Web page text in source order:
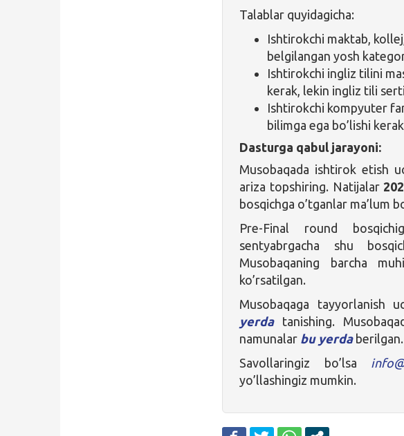
Talablar quyidagicha:
Ishtirokchi maktab,
belgilangan yosh
Ishtirokchi ingliz tilini
kerak, lekin ingliz tili
Ishtirokchi kompyuter
bilimga ega bo’lishi
Dasturga qabul jarayoni:
Musobaqada ishtirok etish
ariza topshiring. Natijalar
bosqichga o’tganlar ma’lum
Pre-Final round
sentyabrgacha shu
Musobaqaning barcha
ko’rsatilgan.
Musobaqaga tayyorlanish
yerdatanishing.
namunalar bu yerdaberilgan.
Savollaringiz bo’lsa
yo’llashingiz mumkin.